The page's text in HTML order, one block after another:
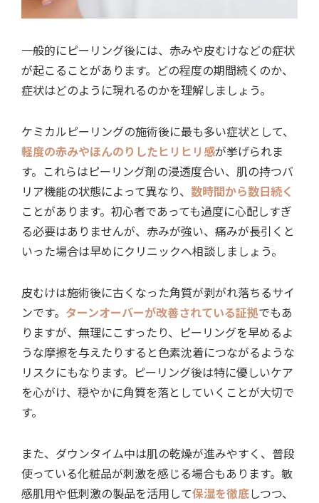
一般的にピーリング後には、赤みや皮むけなどの症状
が起こることがあります。どの程度の期間続くのか、
症状はどのように現れるのかを理解しましょう。
ケミカルピーリングの施術後に最も多い症状として、
軽度の赤みやほんのりしたヒリヒリ感が挙げられま
す。これらはピーリング剤の浸透度合い、肌の持つバ
リア機能の状態によって異なり、 数時間から数日続く
ことがあります。初心者であっても過度に心配しすぎ
る必要はありませんが、赤みが強い、痛みが長引くと
いった場合は早めにクリニックへ相談しましょう。
皮むけは施術後に古くなった角質が剥がれ落ちるサイ
ンです。 ターンオーバーが改善されている証拠でもあ
りますが、無理にこすったり、ピーリングを早めるよ
うな摩擦を与えたりすると色素沈着につながるような
リスクにもなります。ピーリング後は特に優しいケア
を心がけ、穏やかに角質を落としていくことが大切で
す。
また、ダウンタイム中は肌の乾燥が進みやすく、普段
使っている化粧品が刺激を感じる場合もあります。敏
感肌用や低刺激の製品を活用して保湿を徹底しつつ、